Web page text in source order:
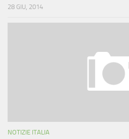
28 GIU, 2014
NOTIZIE ITALIA